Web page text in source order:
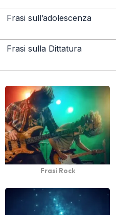
Frasi sull’adolescenza
Frasi sulla Dittatura
Frasi Rock